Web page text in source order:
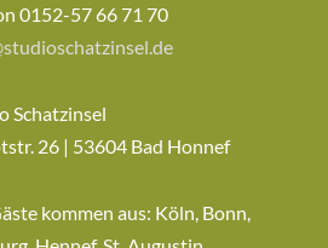
0152-57 66 71 70
Schatzinsel
26 | 53604 Bad Honnef
kommen aus: Köln, Bonn,